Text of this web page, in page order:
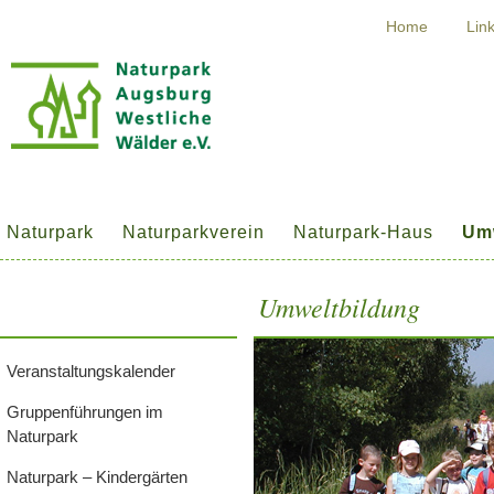
Home
Naturpark Naturparkverein Naturpark-Haus
Veranstaltungskalender
Gruppenführungen im
Naturpark
Naturpark – Kindergärten
Umweltbildung